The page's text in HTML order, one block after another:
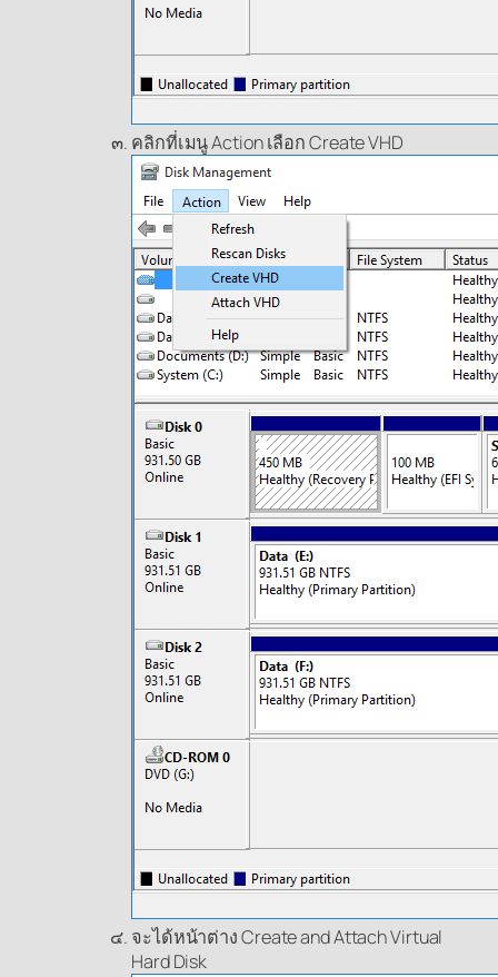
คลิกที่เมนู Action เลือก Create VHD
จะได้หน้าต่าง Create and Attach Virtual
Hard Disk